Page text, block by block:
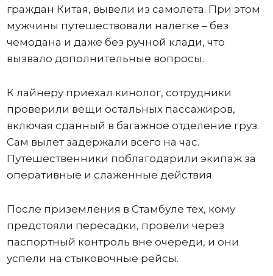
граждан Китая, вывели из самолета. При этом
мужчины путешествовали налегке – без
чемодана и даже без ручной клади, что
вызвало дополнительные вопросы.
К лайнеру приехал кинолог, сотрудники
проверили вещи остальных пассажиров,
включая сданный в багажное отделение груз.
Сам вылет задержали всего на час.
Путешественники поблагодарили экипаж за
оперативные и слаженные действия.
После приземления в Стамбуле тех, кому
предстояли пересадки, провели через
паспортный контроль вне очереди, и они
успели на стыковочные рейсы.